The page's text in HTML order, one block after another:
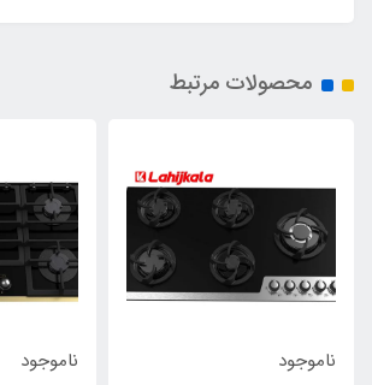
محصولات مرتبط
ناموجود ناموجود